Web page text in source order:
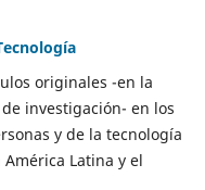
originales -en la
investigación- en los
y de la tecnología
Latina y el